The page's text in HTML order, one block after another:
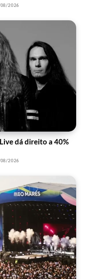
2026
dá direito a 40%
2026